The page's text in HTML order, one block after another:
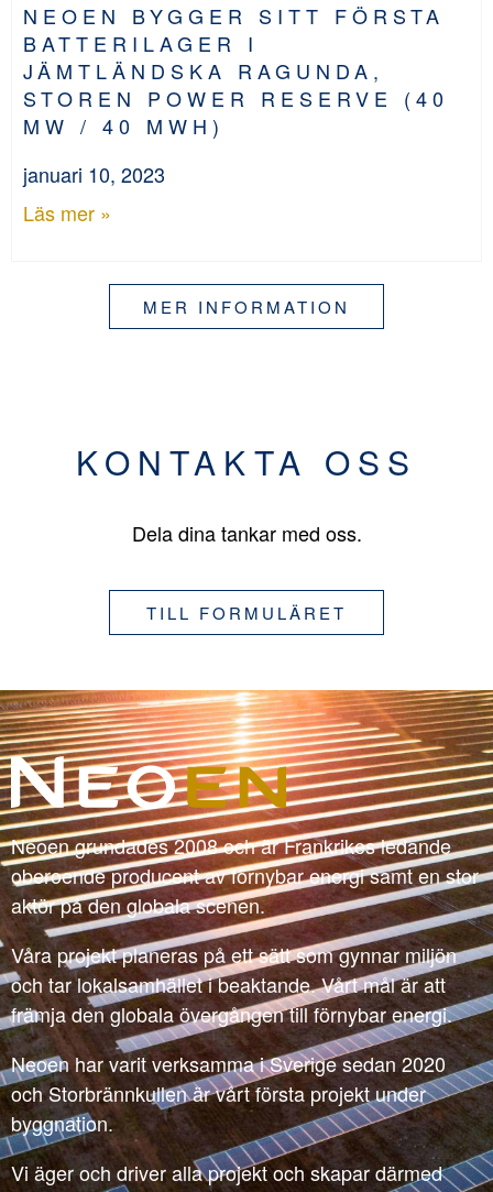
NEOEN BYGGER SITT FÖRSTA
BATTERILAGER I
JÄMTLÄNDSKA RAGUNDA,
STOREN POWER RESERVE (40
MW / 40 MWH)
januari 10, 2023
Läs mer »
MER INFORMATION
KONTAKTA OSS
Dela dina tankar med oss.
TILL FORMULÄRET
Neoen grundades 2008 och är Frankrikes ledande
oberoende producent av förnybar energi samt en stor
aktör på den globala scenen.
Våra projekt planeras på ett sätt som gynnar miljön
och tar lokalsamhället i beaktande. Vårt mål är att
främja den globala övergången till förnybar energi.
Neoen har varit verksamma i Sverige sedan 2020
och Storbrännkullen är vårt första projekt under
byggnation.
Vi äger och driver alla projekt och skapar därmed